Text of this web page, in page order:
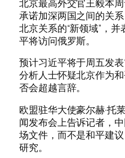
北京最高外交官王毅本
承诺加深两国之间的关
北京关系的“新领域”，
平将访问俄罗斯。
预计习近平将于周五发
分析人士怀疑北京作为
否会超越言辞。
欧盟驻华大使豪尔赫·托
闻发布会上告诉记者，
场文件，而不是和平建
研究。